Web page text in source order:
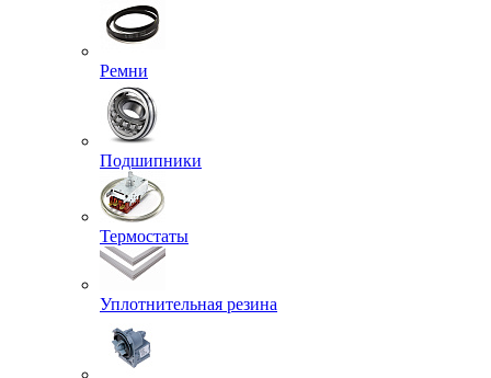
Ремни
Подшипники
Термостаты
Уплотнительная резина